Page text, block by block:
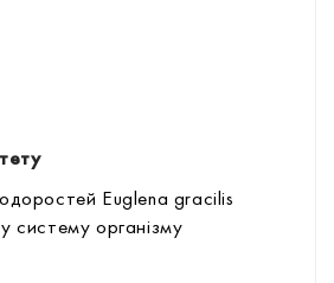
Euglena gracilis
систему організму